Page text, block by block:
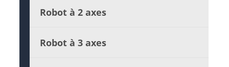
Robot à 2 axes
Robot à 3 axes